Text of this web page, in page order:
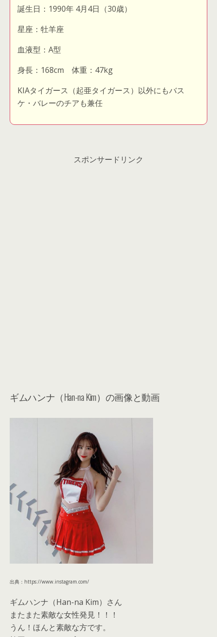
誕生日：1990年 4月4日（30歳）
星座：牡羊座
血液型：A型
身長：168cm 体重：47kg
KIAタイガース（起亜タイガース）以外にもバス
ケ・バレーのチアも兼任
スポンサードリンク
ギムハンナ（Han-na Kim）の画像と動画
出典：https://www.instagram.com/
ギムハンナ（Han-na Kim）さん
またまた素敵な女性発見！！！
うん！ほんと素敵な方です。